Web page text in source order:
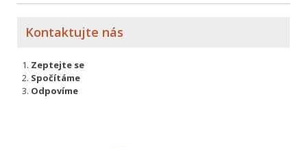
Kontaktujte nás
Zeptejte se
Spočítáme
Odpovíme